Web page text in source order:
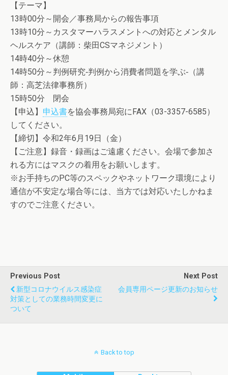
【テーマ】
13時00分～開会／事務局からの報告事項
13時10分～カスタマーハラスメントへの対応とメンタル
ヘルスケア（講師：柴田CSマネジメント）
14時40分～休憩
14時50分～判例研究‐判例から消費者問題を学ぶ‐（講
師：高芝法律事務所）
15時50分 閉会
【申込】 申込書を協会事務局宛にFAX（03-3357-6585）
してください。
【締切】令和2年6月19日（金）
【ご注意】録音・録画はご遠慮ください。会場で参加さ
れる方にはマスクの着用をお願いします。
※お手持ちのPC等のスペックやネットワーク環境により
通信が不安定な場合等には、当方では対応いたしかねま
すのでご注意ください。
Previous Post
新型コロナウイルス感染症
対策としての業務時間変更に
ついて
Next Post
会員専用ページ更新のお知らせ
Back to top